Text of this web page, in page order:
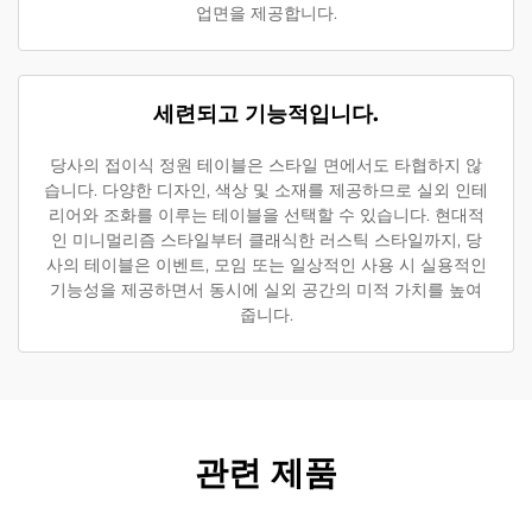
업면을 제공합니다.
세련되고 기능적입니다.
당사의 접이식 정원 테이블은 스타일 면에서도 타협하지 않
습니다. 다양한 디자인, 색상 및 소재를 제공하므로 실외 인테
리어와 조화를 이루는 테이블을 선택할 수 있습니다. 현대적
인 미니멀리즘 스타일부터 클래식한 러스틱 스타일까지, 당
사의 테이블은 이벤트, 모임 또는 일상적인 사용 시 실용적인
기능성을 제공하면서 동시에 실외 공간의 미적 가치를 높여
줍니다.
관련 제품